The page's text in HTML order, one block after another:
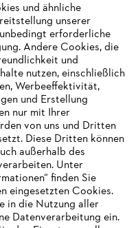
mit dem STIHL
und ähnliche
unserer
erforderliche
Andere Cookies, die
und
nutzen, einschließlich
Werbeeffektivität,
und Erstellung
nur mit Ihrer
von uns und Dritten
Diese Dritten können
außerhalb des
Unter
finden Sie
eingesetzten Cookies.
in die Nutzung aller
Datenverarbeitung ein.